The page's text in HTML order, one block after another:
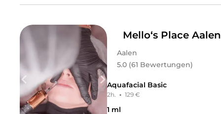
Mo 08:00 - 20:00
Di 08:00 - 20:00
08:00 - 20:00
Do 08:00 - 20:00
Fr 08:00 - 20:00
Mello‘s Place Aalen
Aalen
5.0 (61 Bewertungen)
Aquafacial Basic
2h. · 129 €
1 ml